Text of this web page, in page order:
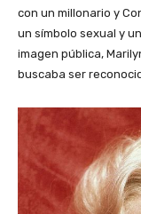
con un millonario y
un símbolo sexual y
imagen pública,
buscaba ser